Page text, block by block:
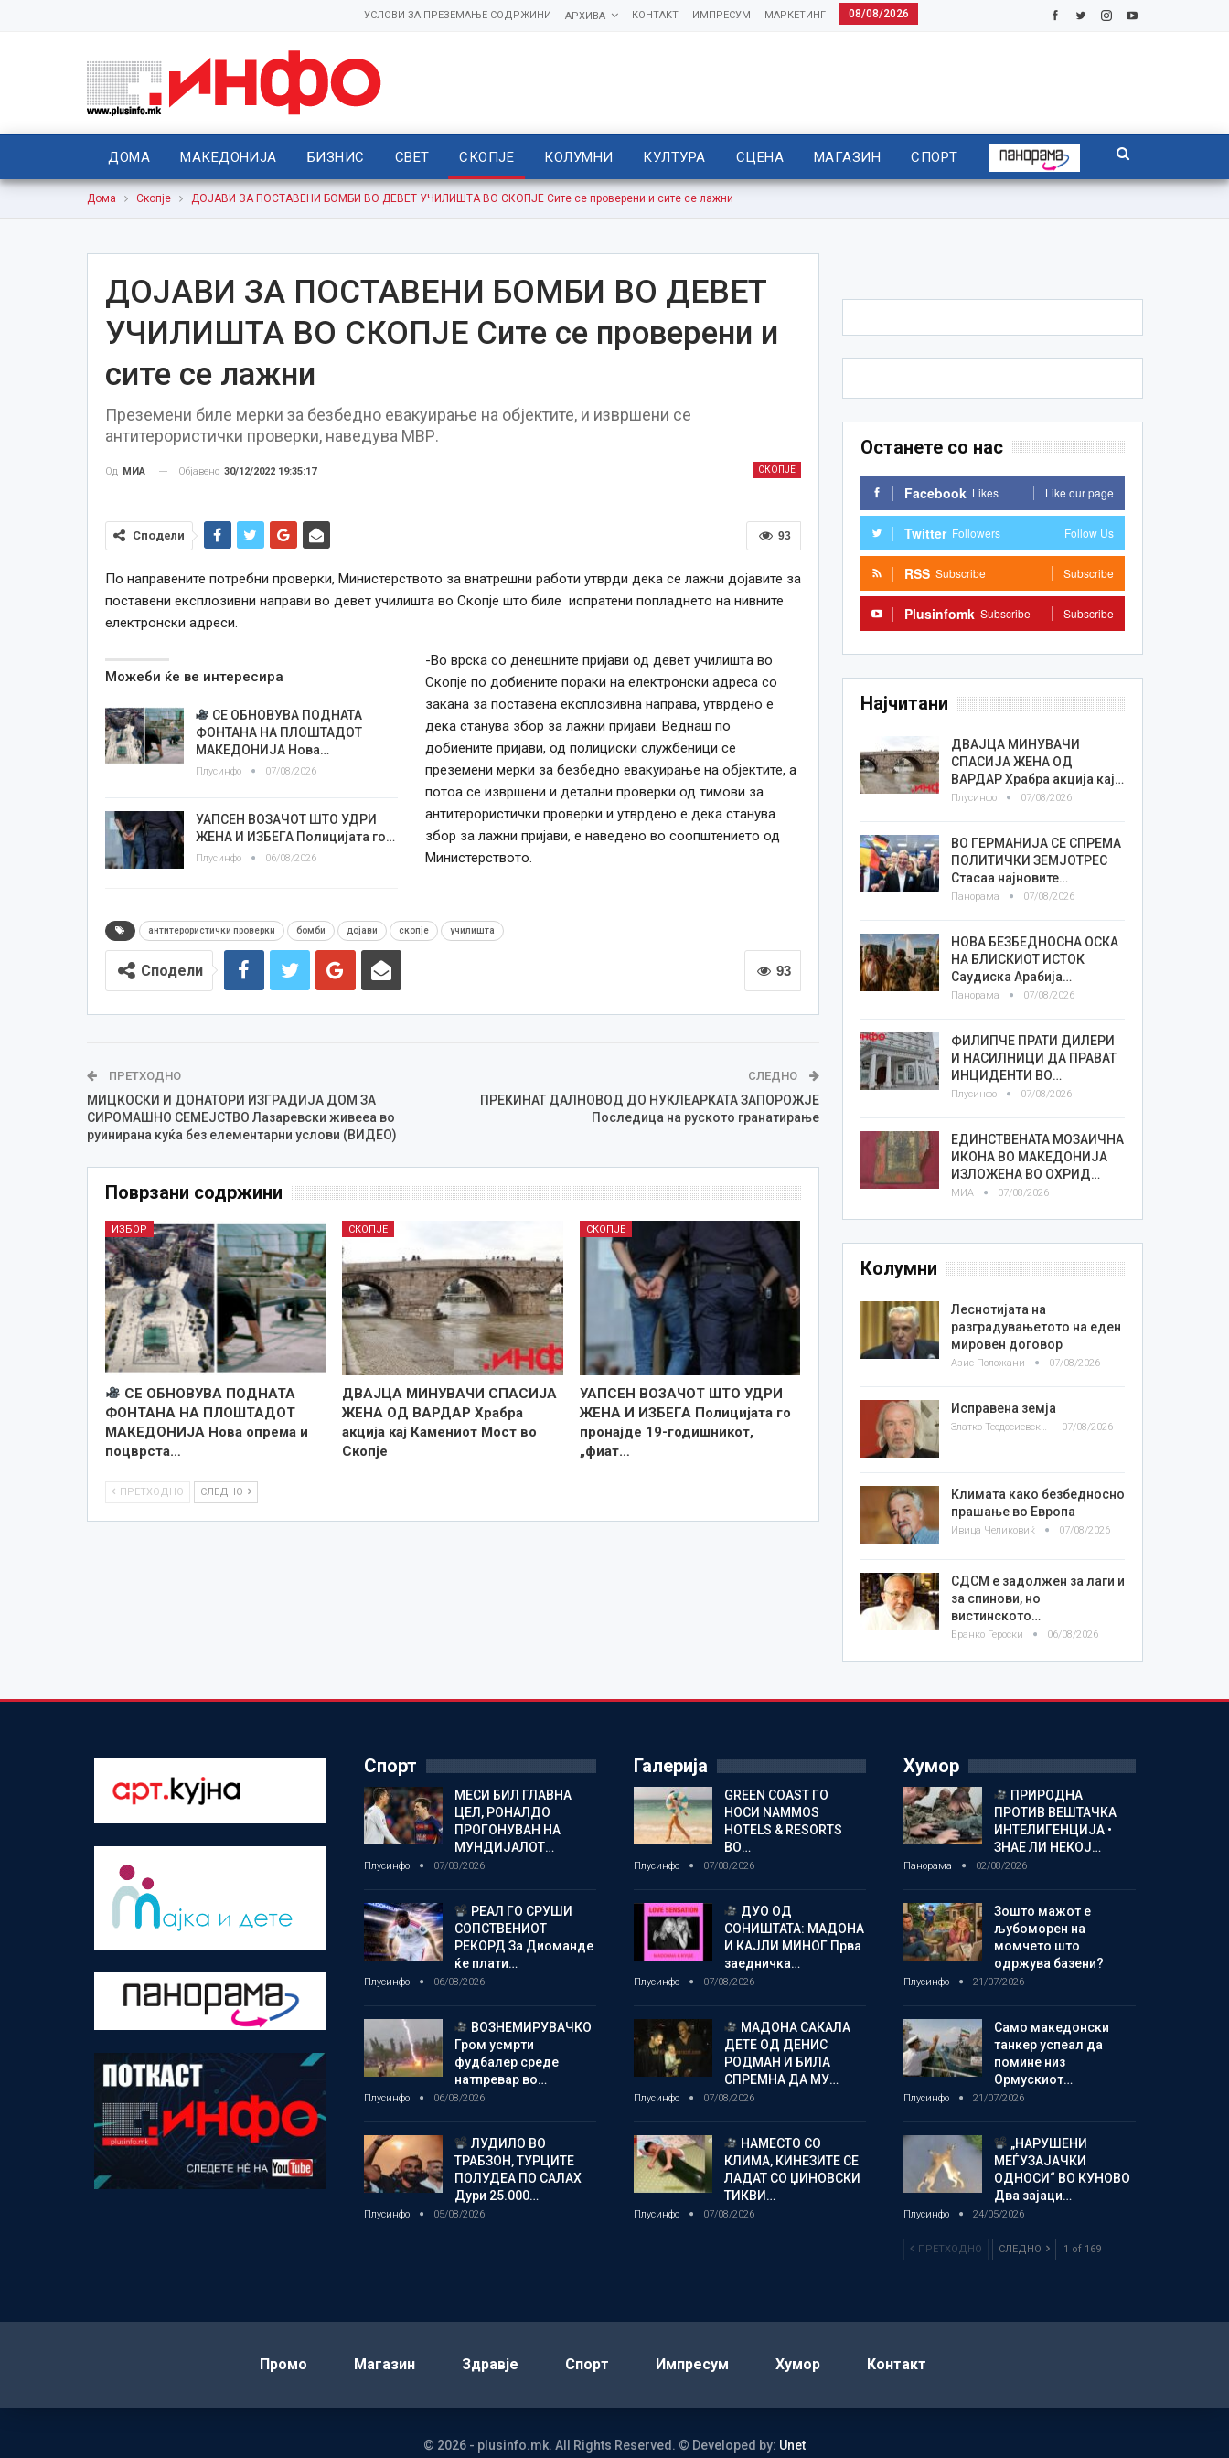
08/08/2026
МАРКЕТИНГ
ИМПРЕСУМ
КОНТАКТ
АРХИВА
УСЛОВИ ЗА ПРЕЗЕМАЊЕ СОДРЖИНИ
ДОМА МАКЕДОНИЈА БИЗНИС СВЕТ СКОПЈЕ КОЛУМНИ КУЛТУРА СЦЕНА МАГАЗИН СПОРТ
Дома Скопје ДОЈАВИ ЗА ПОСТАВЕНИ БОМБИ ВО ДЕВЕТ УЧИЛИШТА ВО СКОПЈЕ Сите се проверени и сите се лажни
ДОЈАВИ ЗА ПОСТАВЕНИ БОМБИ ВО ДЕВЕТ
УЧИЛИШТА ВО СКОПЈЕ Сите се проверени и
сите се лажни
Преземени биле мерки за безбедно евакуирање на објектите, и извршени се
антитерористички проверки, наведува МВР.
СКОПЈЕ
Од МИА Објавено 30/12/2022 19:35:17
93
Сподели
По направените потребни проверки, Министерството за внатрешни работи утврди дека се лажни дојавите за
поставени експлозивни направи во девет училишта во Скопје што биле испратени попладнето на нивните
електронски адреси.
Можеби ќе ве интересира
СЕ ОБНОВУВА ПОДНАТА
ФОНТАНА НА ПЛОШТАДОТ
МАКЕДОНИЈА Нова…
Плусинфо 07/08/2026
УАПСЕН ВОЗАЧОТ ШТО УДРИ
ЖЕНА И ИЗБЕГА Полицијата го…
Плусинфо 06/08/2026
-Во врска со денешните пријави од девет училишта во
Скопје по добиените пораки на електронски адреса со
закана за поставена експлозивна направа, утврдено е
дека станува збор за лажни пријави. Веднаш по
добиените пријави, од полициски службеници се
преземени мерки за безбедно евакуирање на објектите, а
потоа се извршени и детални проверки од тимови за
антитерористички проверки и утврдено е дека станува
збор за лажни пријави, е наведено во соопштението од
Министерството.
антитерористички проверки бомби дојави скопје училишта
93
Сподели
ПРЕТХОДНО
МИЦКОСКИ И ДОНАТОРИ ИЗГРАДИЈА ДОМ ЗА
СИРОМАШНО СЕМЕЈСТВО Лазаревски живееа во
руинирана куќа без елементарни услови (ВИДЕО)
СЛЕДНО
ПРЕКИНАТ ДАЛНОВОД ДО НУКЛЕАРКАТА ЗАПОРОЖЈЕ
Последица на руското гранатирање
Поврзани содржини
ИЗБОР
СЕ ОБНОВУВА ПОДНАТА
ФОНТАНА НА ПЛОШТАДОТ
МАКЕДОНИЈА Нова опрема и
поцврста…
СКОПЈЕ
ДВАЈЦА МИНУВАЧИ СПАСИЈА
ЖЕНА ОД ВАРДАР Храбра
акција кај Камениот Мост во
Скопје
СКОПЈЕ
УАПСЕН ВОЗАЧОТ ШТО УДРИ
ЖЕНА И ИЗБЕГА Полицијата го
пронајде 19-годишникот,
„фиат…
ПРЕТХОДНО СЛЕДНО
Останете со нас
Facebook Likes Like our page
Twitter Followers Follow Us
RSS Subscribe Subscribe
Plusinfomk Subscribe Subscribe
Најчитани
ДВАЈЦА МИНУВАЧИ
СПАСИЈА ЖЕНА ОД
ВАРДАР Храбра акција кај…
Плусинфо 07/08/2026
ВО ГЕРМАНИЈА СЕ СПРЕМА
ПОЛИТИЧКИ ЗЕМЈОТРЕС
Стасаа најновите…
Панорама 07/08/2026
НОВА БЕЗБЕДНОСНА ОСКА
НА БЛИСКИОТ ИСТОК
Саудиска Арабија…
Панорама 07/08/2026
ФИЛИПЧЕ ПРАТИ ДИЛЕРИ
И НАСИЛНИЦИ ДА ПРАВАТ
ИНЦИДЕНТИ ВО…
Плусинфо 07/08/2026
ЕДИНСТВЕНАТА МОЗАИЧНА
ИКОНА ВО МАКЕДОНИЈА
ИЗЛОЖЕНА ВО ОХРИД…
МИА 07/08/2026
Колумни
Леснотијата на
разградувањетото на еден
мировен договор
Азис Положани 07/08/2026
Исправена земја
Златко Теодосиевски 07/08/2026
Климата како безбедносно
прашање во Европа
Ивица Челиковиќ 07/08/2026
СДСМ е задолжен за лаги и
за спинови, но
вистинското…
Бранко Героски 06/08/2026
Спорт
МЕСИ БИЛ ГЛАВНА
ЦЕЛ, РОНАЛДО
ПРОГОНУВАН НА
МУНДИЈАЛОТ…
Плусинфо 07/08/2026
РЕАЛ ГО СРУШИ
СОПСТВЕНИОТ
РЕКОРД За Диоманде
ќе плати…
Плусинфо 06/08/2026
ВОЗНЕМИРУВАЧКО
Гром усмрти
фудбалер среде
натпревар во…
Плусинфо 06/08/2026
ЛУДИЛО ВО
ТРАБЗОН, ТУРЦИТЕ
ПОЛУДЕА ПО САЛАХ
Дури 25.000…
Плусинфо 05/08/2026
Галерија
GREEN COAST ГО
НОСИ NAMMOS
HOTELS & RESORTS
ВО…
Плусинфо 07/08/2026
ДУО ОД
СОНИШТАТА: МАДОНА
И КАЈЛИ МИНОГ Прва
заедничка…
Плусинфо 07/08/2026
МАДОНА САКАЛА
ДЕТЕ ОД ДЕНИС
РОДМАН И БИЛА
СПРЕМНА ДА МУ…
Плусинфо 07/08/2026
НАМЕСТО СО
КЛИМА, КИНЕЗИТЕ СЕ
ЛАДАТ СО ЏИНОВСКИ
ТИКВИ…
Плусинфо 07/08/2026
Хумор
ПРИРОДНА
ПРОТИВ ВЕШТАЧКА
ИНТЕЛИГЕНЦИЈА •
ЗНАЕ ЛИ НЕКОЈ…
Панорама 02/08/2026
Зошто мажот е
љубоморен на
момчето што
одржува базени?
Плусинфо 21/07/2026
Само македонски
танкер успеал да
помине низ
Ормускиот…
Плусинфо 21/07/2026
„НАРУШЕНИ
МЕЃУЗАЈАЧКИ
ОДНОСИ“ ВО КУНОВО
Два зајаци…
Плусинфо 24/05/2026
ПРЕТХОДНО СЛЕДНО 1 of 169
Промо Магазин Здравје Спорт Импресум Хумор Контакт
© 2026 - plusinfo.mk. All Rights Reserved. © Developed by: Unet